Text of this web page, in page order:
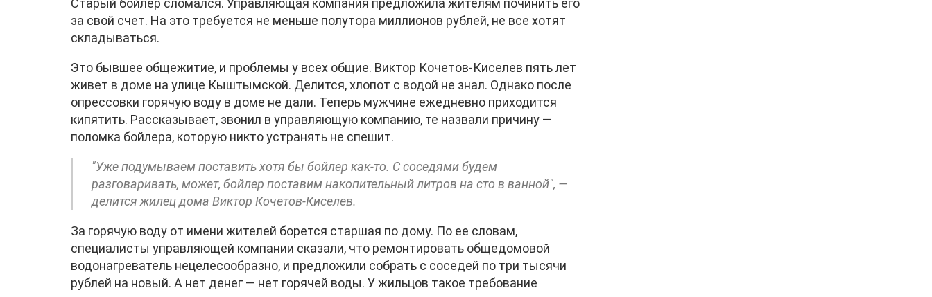
Старый бойлер сломался. Управляющая компания предложила жителям починить его
за свой счет. На это требуется не меньше полутора миллионов рублей, не все хотят
складываться.
Это бывшее общежитие, и проблемы у всех общие. Виктор Кочетов-Киселев пять лет
живет в доме на улице Кыштымской. Делится, хлопот с водой не знал. Однако после
опрессовки горячую воду в доме не дали. Теперь мужчине ежедневно приходится
кипятить. Рассказывает, звонил в управляющую компанию, те назвали причину —
поломка бойлера, которую никто устранять не спешит.
"Уже подумываем поставить хотя бы бойлер как-то. С соседями будем
разговаривать, может, бойлер поставим накопительный литров на сто в ванной", —
делится жилец дома Виктор Кочетов-Киселев.
За горячую воду от имени жителей борется старшая по дому. По ее словам,
специалисты управляющей компании сказали, что ремонтировать общедомовой
водонагреватель нецелесообразно, и предложили собрать с соседей по три тысячи
рублей на новый. А нет денег — нет горячей воды. У жильцов такое требование